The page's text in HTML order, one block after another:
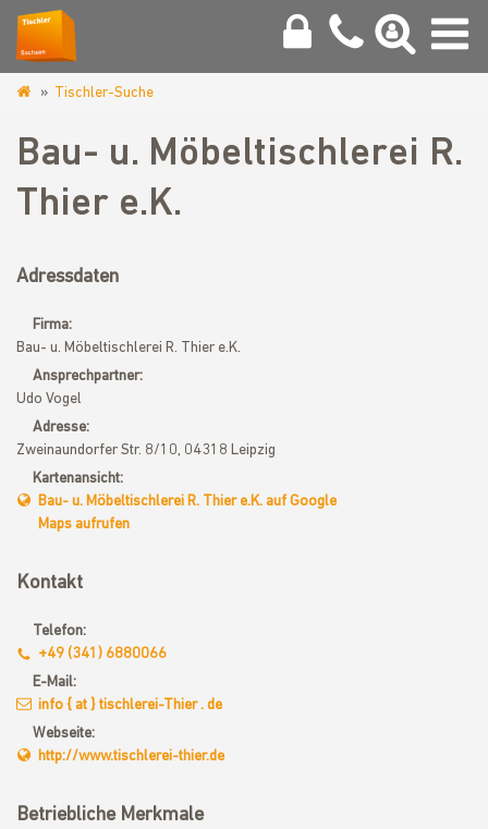
sachsen.de
Tischler-Suche
Bau- u. Möbeltischlerei R.
Thier e.K.
Adressdaten
Firma:
Bau- u. Möbeltischlerei R. Thier e.K.
Ansprechpartner:
Udo Vogel
Adresse:
Zweinaundorfer Str. 8/10, 04318 Leipzig
Kartenansicht:
Bau- u. Möbeltischlerei R. Thier e.K. auf Google
Maps aufrufen
Kontakt
Telefon:
+49 (341) 6880066
E-Mail:
info { at } tischlerei-Thier . de
Webseite:
http://www.tischlerei-thier.de
Betriebliche Merkmale